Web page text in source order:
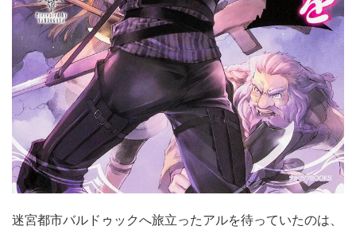
迷宮都市バルドゥックへ旅立ったアルを待っていたのは、